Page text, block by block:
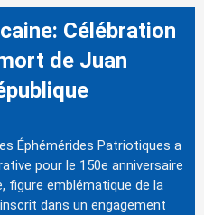
Célébration
de Juan
Éphémérides Patriotiques a
pour le 150e anniversaire
figure emblématique de la
dans un engagement